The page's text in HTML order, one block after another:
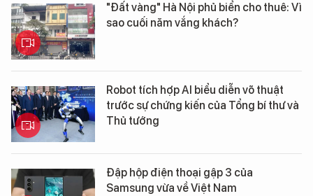
"Đất vàng" Hà Nội phủ biển cho thuê: Vì
sao cuối năm vắng khách?
Robot tích hợp AI biểu diễn võ thuật
trước sự chứng kiến của Tổng bí thư và
Thủ tướng
Đập hộp điện thoại gập 3 của
Samsung vừa về Việt Nam